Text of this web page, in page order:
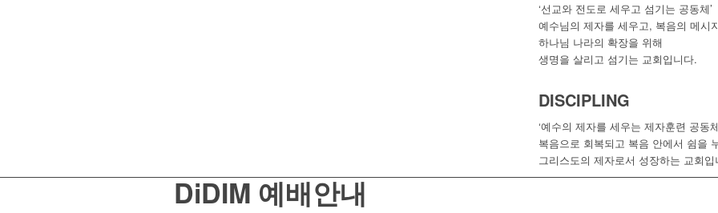
‘선교와 전도로 세우고 섬기는 공동체’
예수님의 제자를 세우고, 복음의 메시
하나님 나라의 확장을 위해
생명을 살리고 섬기는 교회입니다.
DISCIPLING
‘예수의 제자를 세우는 제자훈련 공동
복음으로 회복되고 복음 안에서 쉼을
그리스도의 제자로서 성장하는 교회입
DiDIM 예배안내